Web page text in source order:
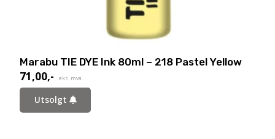
Marabu TIE DYE Ink 80ml – 218 Pastel Yellow
71,00,- eks. mva.
Utsolgt